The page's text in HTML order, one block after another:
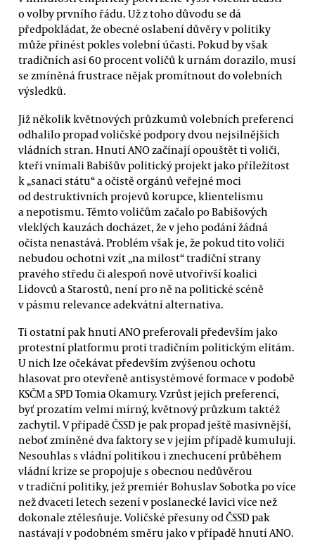
o volby prvního řádu. Už z toho důvodu se dá
předpokládat, že obecné oslabení důvěry v politiky
může přinést pokles volební účasti. Pokud by však
tradičních asi 60 procent voličů k urnám dorazilo, musí
se zmíněná frustrace nějak promítnout do volebních
výsledků.
Již několik květnových průzkumů volebních preferencí
odhalilo propad voličské podpory dvou nejsilnějších
vládních stran. Hnutí ANO začínají opouštět ti voliči,
kteří vnímali Babišův politický projekt jako příležitost
k „sanaci státu“ a očistě orgánů veřejné moci
od destruktivních projevů korupce, klientelismu
a nepotismu. Těmto voličům začalo po Babišových
vleklých kauzách docházet, že v jeho podání žádná
očista nenastává. Problém však je, že pokud tito voliči
nebudou ochotni vzít „na milost“ tradiční strany
pravého středu či alespoň nově utvořivší koalici
Lidovců a Starostů, není pro ně na politické scéně
v pásmu relevance adekvátní alternativa.
Ti ostatní pak hnutí ANO preferovali především jako
protestní platformu proti tradičním politickým elitám.
U nich lze očekávat především zvýšenou ochotu
hlasovat pro otevřeně antisystémové formace v podobě
KSČM a SPD Tomia Okamury. Vzrůst jejich preferencí,
byť prozatím velmi mírný, květnový průzkum taktéž
zachytil. V případě ČSSD je pak propad ještě masivnější,
neboť zmíněné dva faktory se v jejím případě kumulují.
Nesouhlas s vládní politikou i znechucení průběhem
vládní krize se propojuje s obecnou nedůvěrou
v tradiční politiky, jež premiér Bohuslav Sobotka po více
než dvaceti letech sezení v poslanecké lavici více než
dokonale ztělesňuje. Voličské přesuny od ČSSD pak
nastávají v podobném směru jako v případě hnutí ANO.